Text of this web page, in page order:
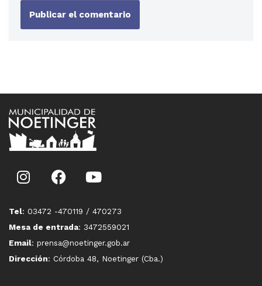
Tel: 03472 -470119 / 470273
Mesa de entrada: 3472559021
Email: prensa@noetinger.gob.ar
Dirección: Córdoba 48, Noetinger (Cba.)